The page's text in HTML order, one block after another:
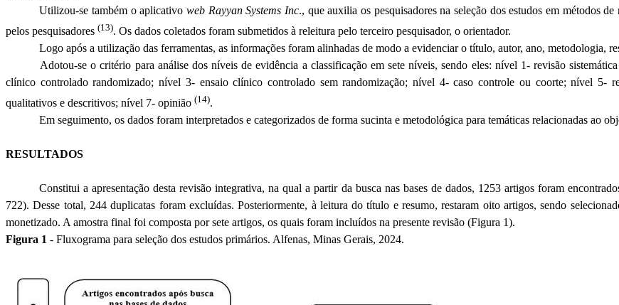
Utilizou-se também o aplicativo web Rayyan Systems Inc., que auxilia os pesquisadores na seleção dos estudos em métodos
pelos pesquisadores (13). Os dados coletados foram submetidos à releitura pelo terceiro pesquisador, o orientador.
Logo após a utilização das ferramentas, as informações foram alinhadas de modo a evidenciar o título, autor, ano, metodologia,
Adotou-se o critério para análise dos níveis de evidência a classificação em sete níveis, sendo eles: nível 1- revisão
clínico controlado randomizado; nível 3- ensaio clínico controlado sem randomização; nível 4- caso controle ou coorte; nível 5-
qualitativos e descritivos; nível 7- opinião (14).
Em seguimento, os dados foram interpretados e categorizados de forma sucinta e metodológica para temáticas relacionadas ao
RESULTADOS
Constitui a apresentação desta revisão integrativa, na qual a partir da busca nas bases de dados, 1253 artigos foram
722). Desse total, 244 duplicatas foram excluídas. Posteriormente, à leitura do título e resumo, restaram oito artigos, sendo
monetizado. A amostra final foi composta por sete artigos, os quais foram incluídos na presente revisão (Figura 1).
Figura 1 - Fluxograma para seleção dos estudos primários. Alfenas, Minas Gerais, 2024.